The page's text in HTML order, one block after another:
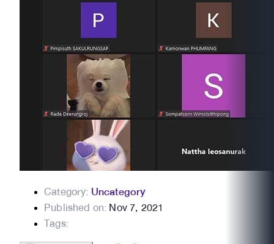
Category: Uncategory
Published on:Nov 7, 2021
Tags: